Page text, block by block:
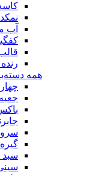
آب
همه
سبد